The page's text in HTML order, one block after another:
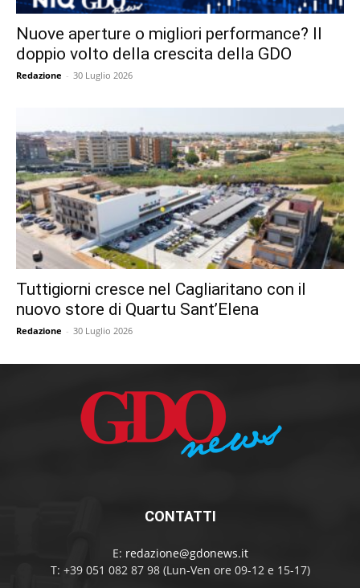
Nuove aperture o migliori performance? Il
doppio volto della crescita della GDO
Redazione - 30 Luglio 2026
Tuttigiorni cresce nel Cagliaritano con il
nuovo store di Quartu Sant’Elena
Redazione - 30 Luglio 2026
CONTATTI
E: redazione@gdonews.it
T: +39 051 082 87 98 (Lun-Ven ore 09-12 e 15-17)